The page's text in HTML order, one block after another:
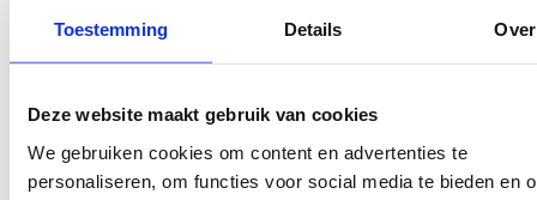
Toestemming Details Over
Deze website maakt gebruik van cookies
We gebruiken cookies om content en advertenties te
personaliseren, om functies voor social media te bieden en
verschillen. Vraag bij meerdere bedrijven een bod
op, of gebruik een platform dat het voor je
Bedenk de logistiek. Zelf rijden kost tijd en
brandstof. Sommige sloperijen halen op, andere
niet. Bij ophalen door een afnemer geldt vaak een
Betaling: contant of overschrijving. Beide is